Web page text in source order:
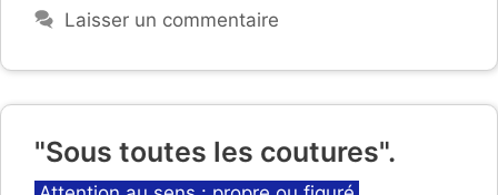
Laisser un commentaire
"Sous toutes les coutures".
Catégories